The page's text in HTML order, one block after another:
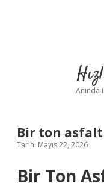
Anında
Bir ton asfalt
Tarih: Mayıs 22, 2026
Bir Ton